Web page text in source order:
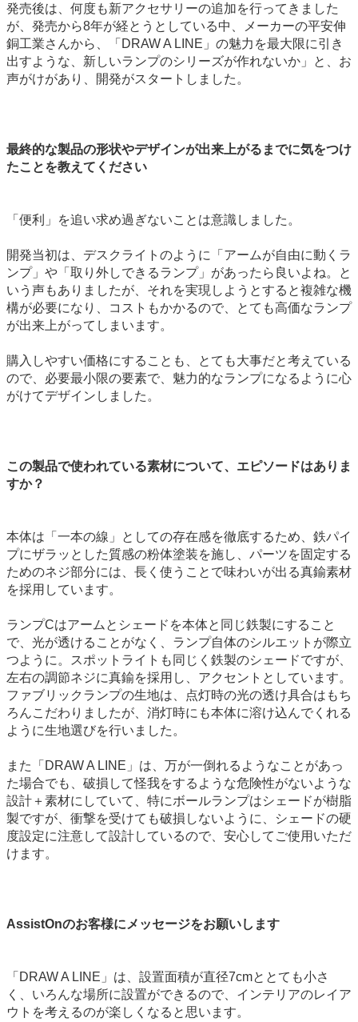
発売後は、何度も新アクセサリーの追加を行ってきました
が、発売から8年が経とうとしている中、メーカーの平安伸
銅工業さんから、「DRAW A LINE」の魅力を最大限に引き
出すような、新しいランプのシリーズが作れないか」と、お
声がけがあり、開発がスタートしました。
最終的な製品の形状やデザインが出来上がるまでに気をつけ
たことを教えてください
「便利」を追い求め過ぎないことは意識しました。
開発当初は、デスクライトのように「アームが自由に動くラ
ンプ」や「取り外しできるランプ」があったら良いよね。と
いう声もありましたが、それを実現しようとすると複雑な機
構が必要になり、コストもかかるので、とても高価なランプ
が出来上がってしまいます。
購入しやすい価格にすることも、とても大事だと考えている
ので、必要最小限の要素で、魅力的なランプになるように心
がけてデザインしました。
この製品で使われている素材について、エピソードはありま
すか？
本体は「一本の線」としての存在感を徹底するため、鉄パイ
プにザラッとした質感の粉体塗装を施し、パーツを固定する
ためのネジ部分には、長く使うことで味わいが出る真鍮素材
を採用しています。
ランプCはアームとシェードを本体と同じ鉄製にすること
で、光が透けることがなく、ランプ自体のシルエットが際立
つように。スポットライトも同じく鉄製のシェードですが、
左右の調節ネジに真鍮を採用し、アクセントとしています。
ファブリックランプの生地は、点灯時の光の透け具合はもち
ろんこだわりましたが、消灯時にも本体に溶け込んでくれる
ように生地選びを行いました。
また「DRAW A LINE」は、万が一倒れるようなことがあっ
た場合でも、破損して怪我をするような危険性がないような
設計＋素材にしていて、特にボールランプはシェードが樹脂
製ですが、衝撃を受けても破損しないように、シェードの硬
度設定に注意して設計しているので、安心してご使用いただ
けます。
AssistOnのお客様にメッセージをお願いします
「DRAW A LINE」は、設置面積が直径7cmととても小さ
く、いろんな場所に設置ができるので、インテリアのレイア
ウトを考えるのが楽しくなると思います。